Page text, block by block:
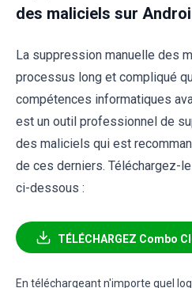
des maliciels sur
La suppression manuelle des
processus long et compliqué
compétences informatiques
est un outil professionnel de
des maliciels qui est
de ces derniers. Téléchargez-
ci-dessous :
TÉLÉCHARGEZ Combo
En téléchargeant n'importe quel